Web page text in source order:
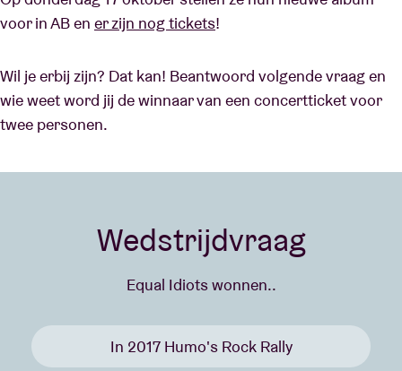
voor in AB en er zijn nog tickets!
Wil je erbij zijn? Dat kan! Beantwoord volgende vraag en
wie weet word jij de winnaar van een concertticket voor
twee personen.
Wedstrijdvraag
Equal Idiots wonnen..
In 2017 Humo's Rock Rally